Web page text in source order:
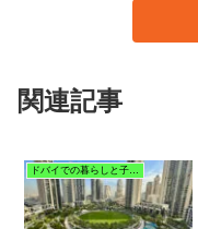
関連記事
ドバイでの暮らしと子育て